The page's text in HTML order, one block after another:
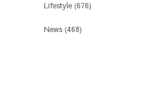
Lifestyle (676)
News (468)